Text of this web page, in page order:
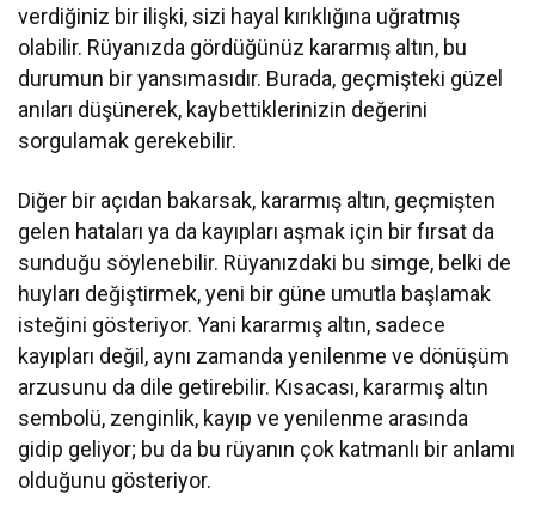
verdiğiniz bir ilişki, sizi hayal kırıklığına uğratmış
olabilir. Rüyanızda gördüğünüz kararmış altın, bu
durumun bir yansımasıdır. Burada, geçmişteki güzel
anıları düşünerek, kaybettiklerinizin değerini
sorgulamak gerekebilir.
Diğer bir açıdan bakarsak, kararmış altın, geçmişten
gelen hataları ya da kayıpları aşmak için bir fırsat da
sunduğu söylenebilir. Rüyanızdaki bu simge, belki de
huyları değiştirmek, yeni bir güne umutla başlamak
isteğini gösteriyor. Yani kararmış altın, sadece
kayıpları değil, aynı zamanda yenilenme ve dönüşüm
arzusunu da dile getirebilir. Kısacası, kararmış altın
sembolü, zenginlik, kayıp ve yenilenme arasında
gidip geliyor; bu da bu rüyanın çok katmanlı bir anlamı
olduğunu gösteriyor.